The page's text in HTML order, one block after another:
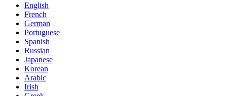
English
French
German
Portuguese
Spanish
Russian
Japanese
Korean
Arabic
Irish